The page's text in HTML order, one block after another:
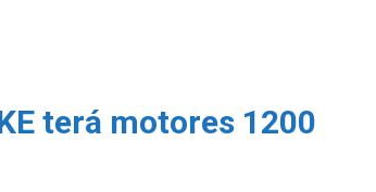
terá motores 1200